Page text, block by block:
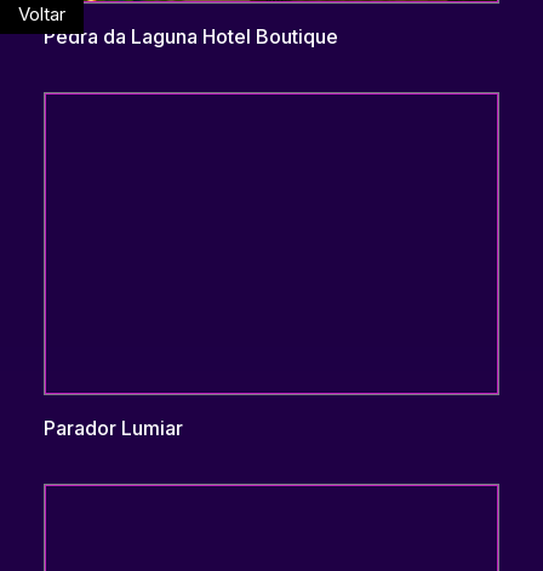
Pedra da Laguna Hotel Boutique
Parador Lumiar
Voltar